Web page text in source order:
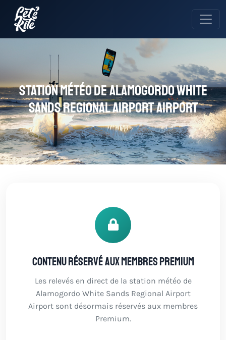
Station météo de Alamogordo White
Sands Regional Airport Airport
Contenu réservé aux membres Premium
Les relevés en direct de la station météo de
Alamogordo White Sands Regional Airport
Airport sont désormais réservés aux membres
Premium.